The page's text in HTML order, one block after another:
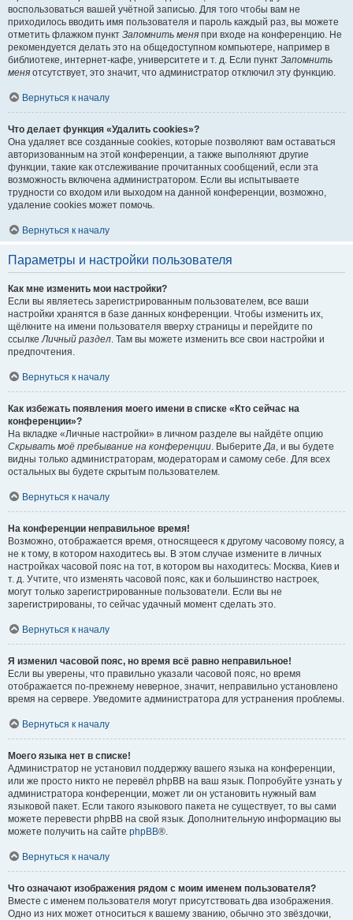
воспользоваться вашей учётной записью. Для того чтобы вам не
приходилось вводить имя пользователя и пароль каждый раз, вы можете
отметить флажком пункт Запомнить меня при входе на конференцию. Не
рекомендуется делать это на общедоступном компьютере, например в
библиотеке, интернет-кафе, университете и т. д. Если пункт Запомнить
меня отсутствует, это значит, что администратор отключил эту функцию.
Вернуться к началу
Что делает функция «Удалить cookies»?
Она удаляет все созданные cookies, которые позволяют вам оставаться
авторизованным на этой конференции, а также выполняют другие
функции, такие как отслеживание прочитанных сообщений, если эта
возможность включена администратором. Если вы испытываете
трудности со входом или выходом на данной конференции, возможно,
удаление cookies может помочь.
Вернуться к началу
Параметры и настройки пользователя
Как мне изменить мои настройки?
Если вы являетесь зарегистрированным пользователем, все ваши
настройки хранятся в базе данных конференции. Чтобы изменить их,
щёлкните на имени пользователя вверху страницы и перейдите по
ссылкеЛичный раздел. Там вы можете изменить все свои настройки и
предпочтения.
Вернуться к началу
Как избежать появления моего имени в списке «Кто сейчас на
конференции»?
На вкладке «Личные настройки» в личном разделе вы найдёте опцию
Скрывать моё пребывание на конференции. ВыберитеДа, и вы будете
видны только администраторам, модераторам и самому себе. Для всех
остальных вы будете скрытым пользователем.
Вернуться к началу
На конференции неправильное время!
Возможно, отображается время, относящееся к другому часовому поясу, а
не к тому, в котором находитесь вы. В этом случае измените в личных
настройках часовой пояс на тот, в котором вы находитесь: Москва, Киев и
т. д. Учтите, что изменять часовой пояс, как и большинство настроек,
могут только зарегистрированные пользователи. Если вы не
зарегистрированы, то сейчас удачный момент сделать это.
Вернуться к началу
Я изменил часовой пояс, но время всё равно неправильное!
Если вы уверены, что правильно указали часовой пояс, но время
отображается по-прежнему неверное, значит, неправильно установлено
время на сервере. Уведомите администратора для устранения проблемы.
Вернуться к началу
Моего языка нет в списке!
Администратор не установил поддержку вашего языка на конференции,
или же просто никто не перевёл phpBB на ваш язык. Попробуйте узнать у
администратора конференции, может ли он установить нужный вам
языковой пакет. Если такого языкового пакета не существует, то вы сами
можете перевести phpBB на свой язык. Дополнительную информацию вы
можете получить на сайте phpBB®.
Вернуться к началу
Что означают изображения рядом с моим именем пользователя?
Вместе с именем пользователя могут присутствовать два изображения.
Одно из них может относиться к вашему званию, обычно это звёздочки,